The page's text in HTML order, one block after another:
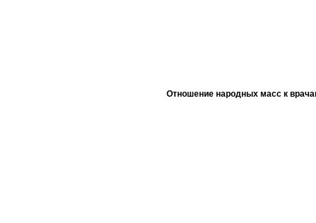
Отношение народных масс к